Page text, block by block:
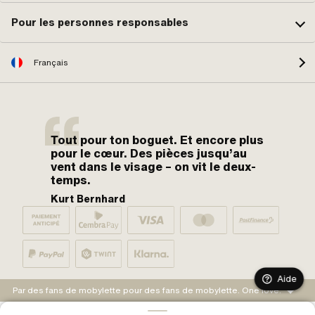
Pour les personnes responsables
Français
Tout pour ton boguet. Et encore plus
pour le cœur. Des pièces jusqu’au
vent dans le visage – on vit le deux-
temps.
Kurt Bernhard
Par des fans de mobylette pour des fans de mobylette. One love.
Aide